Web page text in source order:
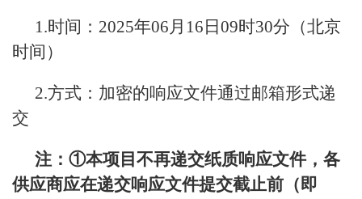
1.时间：2025年06月16日09时30分（北京
时间）
2.方式：加密的响应文件通过邮箱形式递
交
注：①本项目不再递交纸质响应文件，各
供应商应在递交响应文件提交截止前（即